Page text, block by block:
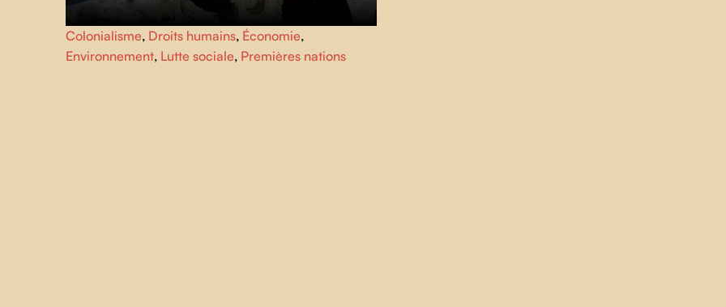
YINTAH, qui signifie "terre" dans la langue Wet'suwet'en,
raconte l'histoire d'une nation autochtone affirmant sa
souveraineté. C'est l'histoire du peuple Wet'suwet'en
Colonialisme, Droits humains, Économie,
Environnement, Lutte sociale, Premières nations